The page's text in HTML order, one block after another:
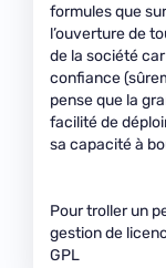
formules que
l’ouverture de
de la société
confiance
pense que la
facilité de
sa capacité à
Pour troller un
gestion de
GPL